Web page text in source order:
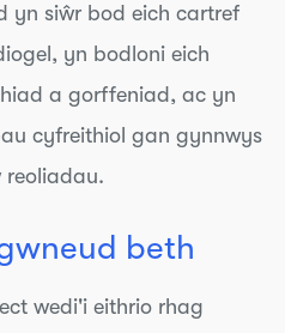
yn siŵr bod eich cartref
yn bodloni eich
a gorffeniad, ac yn
cyfreithiol gan gynnwys
beth
wedi'i eithrio rhag